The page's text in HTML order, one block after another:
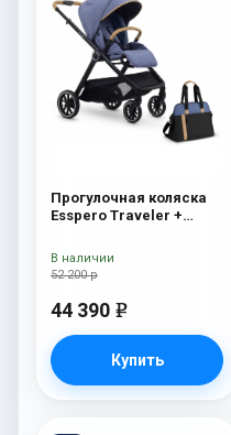
Прогулочная коляска
Esspero Traveler +
52 200 р
44 390 e
Купить
В наличии